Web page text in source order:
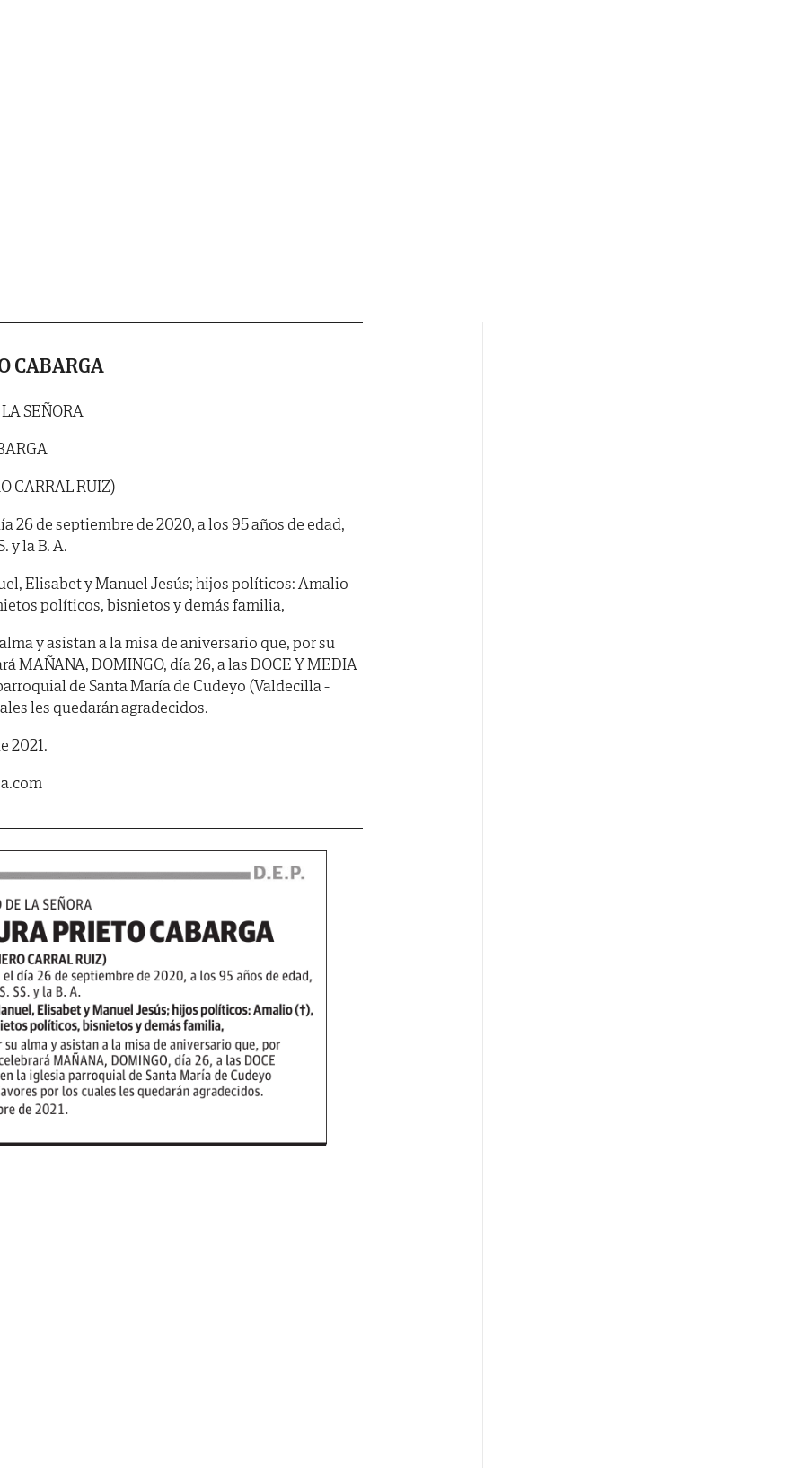
CABARGA
SEÑORA
CARRAL RUIZ)
26 de septiembre de 2020, a los 95 años de edad,
y la B. A.
Elisabet y Manuel Jesús; hijos políticos: Amalio
políticos, bisnietos y demás familia,
y asistan a la misa de aniversario que, por su
MAÑANA, DOMINGO, día 26, a las DOCE Y MEDIA
de Santa María de Cudeyo (Valdecilla -
les quedarán agradecidos.
2021.